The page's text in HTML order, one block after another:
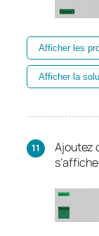
Afficher les
Afficher la
Ajoutez